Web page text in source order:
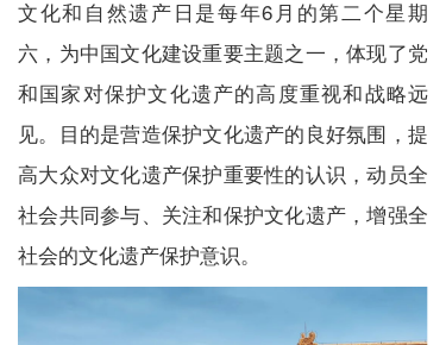
文化和自然遗产日是每年6月的第二个星期
六，为中国文化建设重要主题之一，体现了党
和国家对保护文化遗产的高度重视和战略远
见。目的是营造保护文化遗产的良好氛围，提
高大众对文化遗产保护重要性的认识，动员全
社会共同参与、关注和保护文化遗产，增强全
社会的文化遗产保护意识。